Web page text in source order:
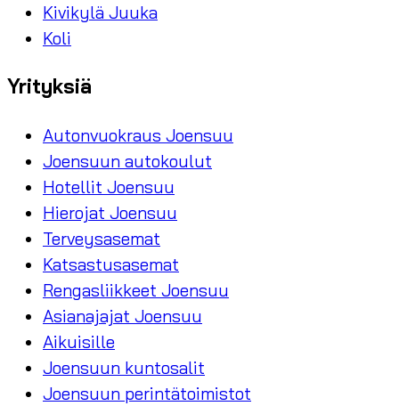
Kivikylä Juuka
Koli
Yrityksiä
Autonvuokraus Joensuu
Joensuun autokoulut
Hotellit Joensuu
Hierojat Joensuu
Terveysasemat
Katsastusasemat
Rengasliikkeet Joensuu
Asianajajat Joensuu
Aikuisille
Joensuun kuntosalit
Joensuun perintätoimistot